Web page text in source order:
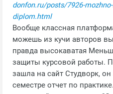
donfon.ru/posts/7926-
diplom.html
Вообще классная
можешь из кучи авторов
правда высокаватая
защиты курсовой работы.
зашла на сайт Студворк,
семестре отчет по